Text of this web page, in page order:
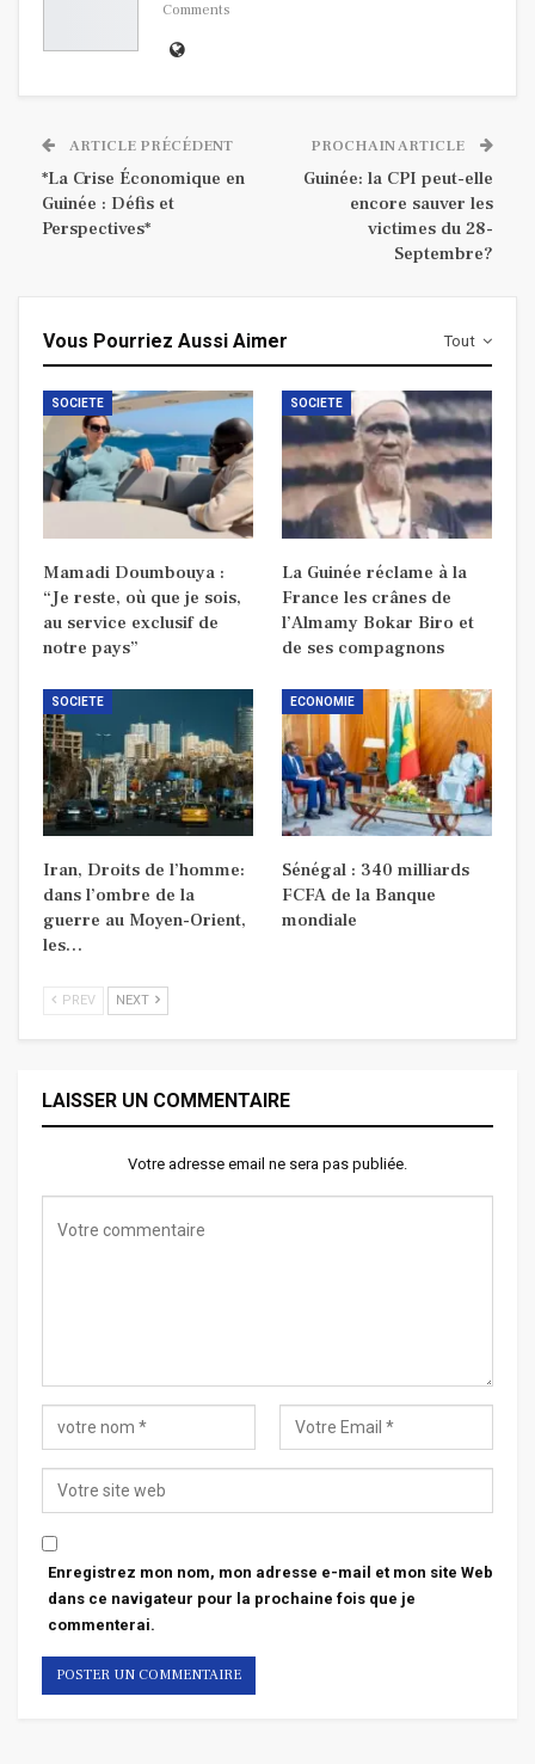
Comments
ARTICLE PRÉCÉDENT
*La Crise Économique en
Guinée : Défis et
Perspectives*
PROCHAIN ARTICLE
Guinée: la CPI peut-elle
encore sauver les
victimes du 28-
Septembre?
Tout
Vous Pourriez Aussi Aimer
SOCIETE
Mamadi Doumbouya :
“Je reste, où que je sois,
au service exclusif de
notre pays”
SOCIETE
La Guinée réclame à la
France les crânes de
l’Almamy Bokar Biro et
de ses compagnons
SOCIETE
Iran, Droits de l’homme:
dans l’ombre de la
guerre au Moyen-Orient,
les…
ECONOMIE
Sénégal : 340 milliards
FCFA de la Banque
mondiale
PREV NEXT
LAISSER UN COMMENTAIRE
Votre adresse email ne sera pas publiée.
Enregistrez mon nom, mon adresse e-mail et mon site Web
dans ce navigateur pour la prochaine fois que je
commenterai.